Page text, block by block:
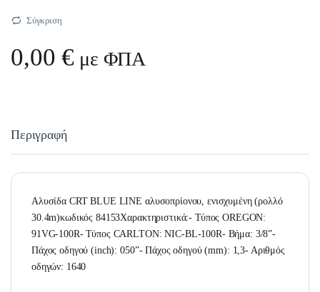
Σύγκριση
0,00€ με ΦΠΑ
Περιγραφή
Αλυσίδα CRT BLUE LINE αλυσοπρίονου, ενισχυμένη (ρολλό
30.4m)κωδικός 84153Χαρακτηριστικά:- Τύπος OREGON:
91VG-100R- Τύπος CARLTON: NIC-BL-100R- Βήμα: 3/8”-
Πάχος οδηγού (inch): 050”- Πάχος οδηγού (mm): 1,3- Αριθμός
οδηγών: 1640